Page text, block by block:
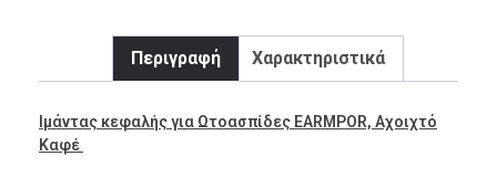
Περιγραφή Χαρακτηριστικά
Ιμάντας κεφαλής για Ωτοασπίδες EARMPOR, Αχοιχτό
Καφέ